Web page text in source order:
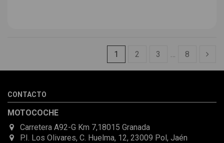
1 2 3 … 8
CONTACTO
MOTOCOCHE
Carretera A92-G Km 7,18015 Granada
P.I. Los Olivares, C. Huelma, 12, 23009 Pol, Jaén